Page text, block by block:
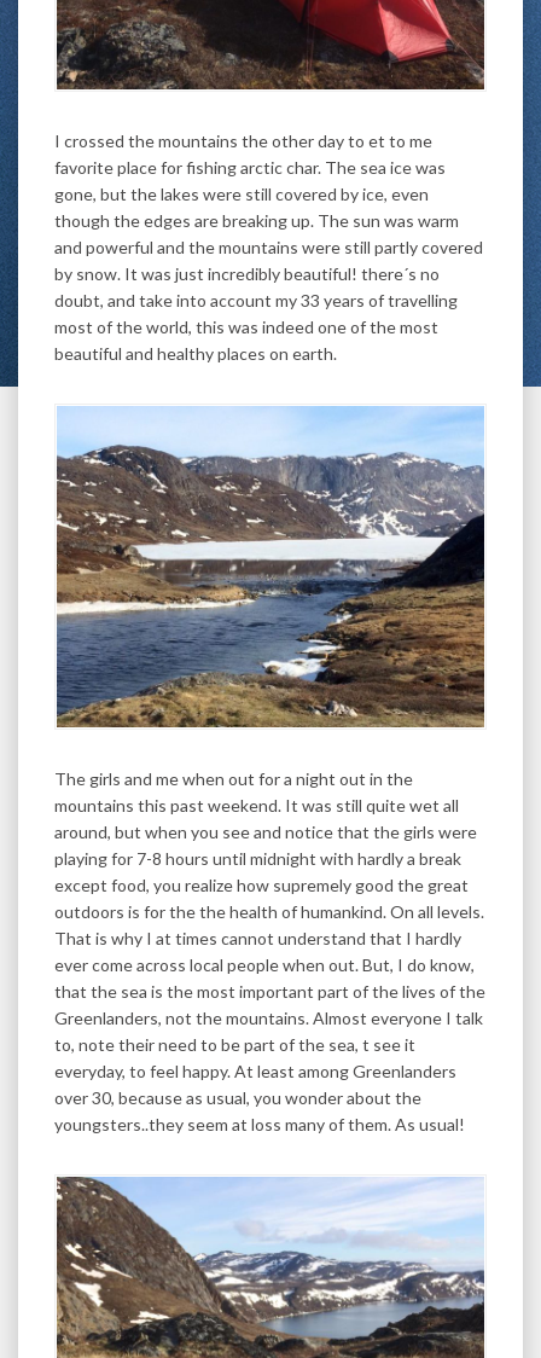
I crossed the mountains the other day to et to me
favorite place for fishing arctic char. The sea ice was
gone, but the lakes were still covered by ice, even
though the edges are breaking up. The sun was warm
and powerful and the mountains were still partly covered
by snow. It was just incredibly beautiful! there´s no
doubt, and take into account my 33 years of travelling
most of the world, this was indeed one of the most
beautiful and healthy places on earth.
The girls and me when out for a night out in the
mountains this past weekend. It was still quite wet all
around, but when you see and notice that the girls were
playing for 7-8 hours until midnight with hardly a break
except food, you realize how supremely good the great
outdoors is for the the health of humankind. On all levels.
That is why I at times cannot understand that I hardly
ever come across local people when out. But, I do know,
that the sea is the most important part of the lives of the
Greenlanders, not the mountains. Almost everyone I talk
to, note their need to be part of the sea, t see it
everyday, to feel happy. At least among Greenlanders
over 30, because as usual, you wonder about the
youngsters..they seem at loss many of them. As usual!